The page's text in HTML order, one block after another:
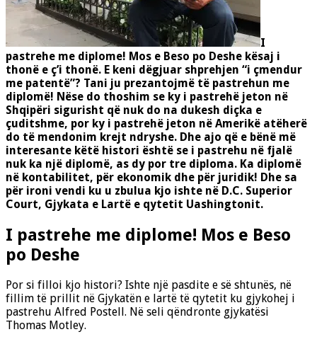
I
pastrehe me diplome! Mos e Beso po Deshe kësaj i
thonë e ç’i thonë. E keni dëgjuar shprehjen “i çmendur
me patentë”? Tani ju prezantojmë të pastrehun me
diplomë! Nëse do thoshim se ky i pastrehë jeton në
Shqipëri sigurisht që nuk do na dukesh diçka e
çuditshme, por ky i pastrehë jeton në Amerikë atëherë
do të mendonim krejt ndryshe. Dhe ajo që e bënë më
interesante këtë histori është se i pastrehu në fjalë
nuk ka një diplomë, as dy por tre diploma. Ka diplomë
në kontabilitet, për ekonomik dhe për juridik! Dhe sa
për ironi vendi ku u zbulua kjo ishte në D.C. Superior
Court, Gjykata e Lartë e qytetit Uashingtonit.
I pastrehe me diplome! Mos e Beso
po Deshe
Por si filloi kjo histori? Ishte një pasdite e së shtunës, në
fillim të prillit në Gjykatën e lartë të qytetit ku gjykohej i
pastrehu Alfred Postell. Në seli qëndronte gjykatësi
Thomas Motley.